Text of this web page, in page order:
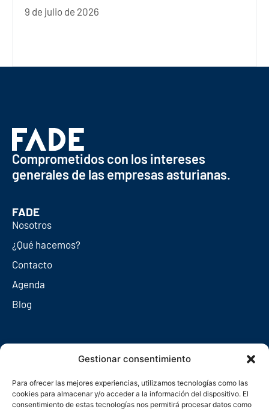
Gestionar consentimiento
Para ofrecer las mejores experiencias, utilizamos tecnologías como las
cookies para almacenar y/o acceder a la información del dispositivo. El
consentimiento de estas tecnologías nos permitirá procesar datos como
9 de julio de 2026
Comprometidos con los intereses
generales de las empresas asturianas.
FADE
Nosotros
¿Qué hacemos?
Contacto
Agenda
Blog
Redes sociales